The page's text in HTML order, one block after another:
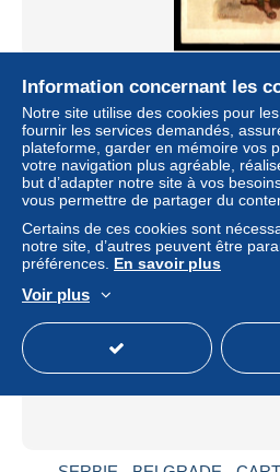
SERBIE - COSTUME -
± 7,86
Statut
Nouveau
Information concernant les
Notre site utilise des cookies pour
fournir les services demandés,
plateforme, garder en mémoire vos
votre navigation plus agréable,
but d’adapter notre site à vos
vous permettre de partager du
Certains de ces cookies sont
notre site, d’autres peuvent être
préférences. En savoir plus
Voir plus